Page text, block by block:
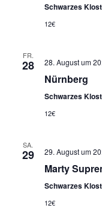
Schwarzes
12€
FR.
28 28. August um
Nürnberg
Schwarzes
12€
SA.
29 29. August um
Marty
Schwarzes
12€